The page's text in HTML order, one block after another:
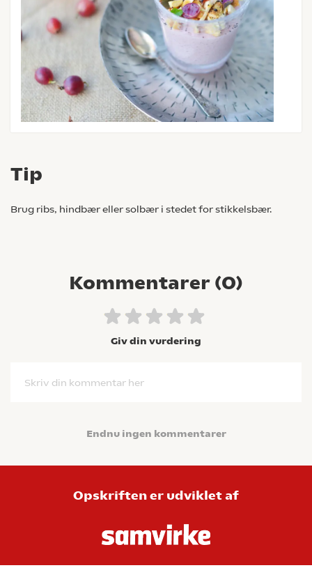
Tip
Brug ribs, hindbær eller solbær i stedet for stikkelsbær.
Kommentarer (0)
Giv din vurdering
Skriv din kommentar her
Endnu ingen kommentarer
Opskriften er udviklet af